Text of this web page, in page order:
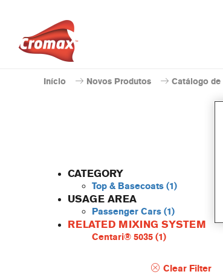
Início Novos Produtos Catálogo
CATEGORY
Top & Basecoats (1)
USAGE AREA
Passenger Cars (1)
RELATED MIXING SYSTEM
Centari® 5035 (1)
Clear Filter